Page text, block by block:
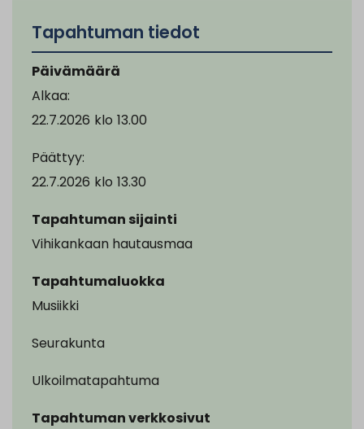
Tapahtuman tiedot
Päivämäärä
Alkaa:
22.7.2026 klo 13.00
Päättyy:
22.7.2026 klo 13.30
Tapahtuman sijainti
Vihikankaan hautausmaa
Tapahtumaluokka
Musiikki
Seurakunta
Ulkoilmatapahtuma
Tapahtuman verkkosivut